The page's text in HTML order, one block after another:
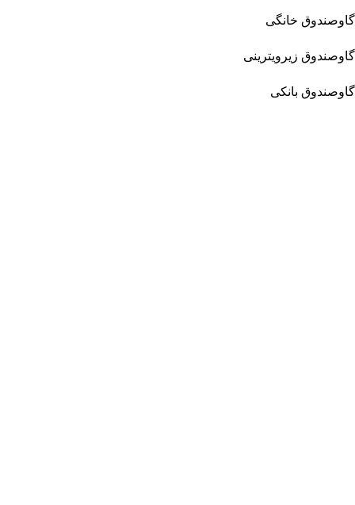
گاوصندوق خانگی
گاوصندوق زیرویترینی
گاوصندوق بانکی